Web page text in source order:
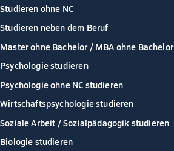
Studieren ohne NC
Studieren neben dem Beruf
Master ohne Bachelor / MBA ohne Bachelor
Psychologie studieren
Psychologie ohne NC studieren
Wirtschaftspsychologie studieren
Soziale Arbeit / Sozialpädagogik studieren
Biologie studieren